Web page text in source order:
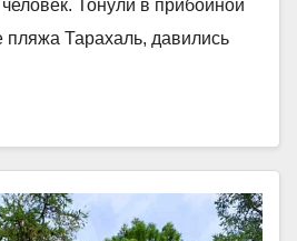
Тонули в прибойной
пляжа Тарахаль, давились